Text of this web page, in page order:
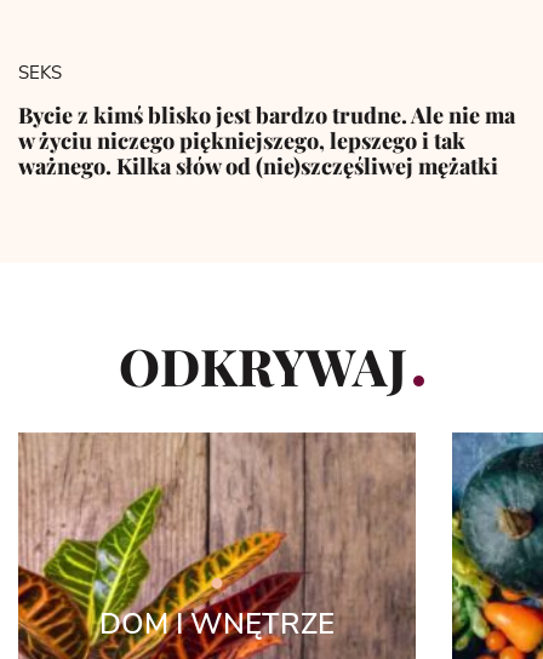
SEKS
Bycie z kimś blisko jest bardzo trudne. Ale nie ma
w życiu niczego piękniejszego, lepszego i tak
ważnego. Kilka słów od (nie)szczęśliwej mężatki
ODKRYWAJ
DOM I WNĘTRZE